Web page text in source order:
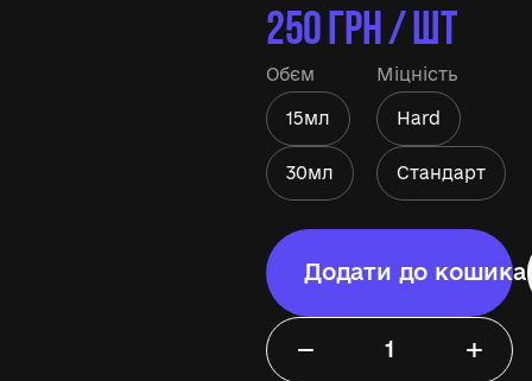
250ГРН / ШТ
Обєм
15мл
30мл
Міцність
Hard
Стандарт
− +
Додати до кошика